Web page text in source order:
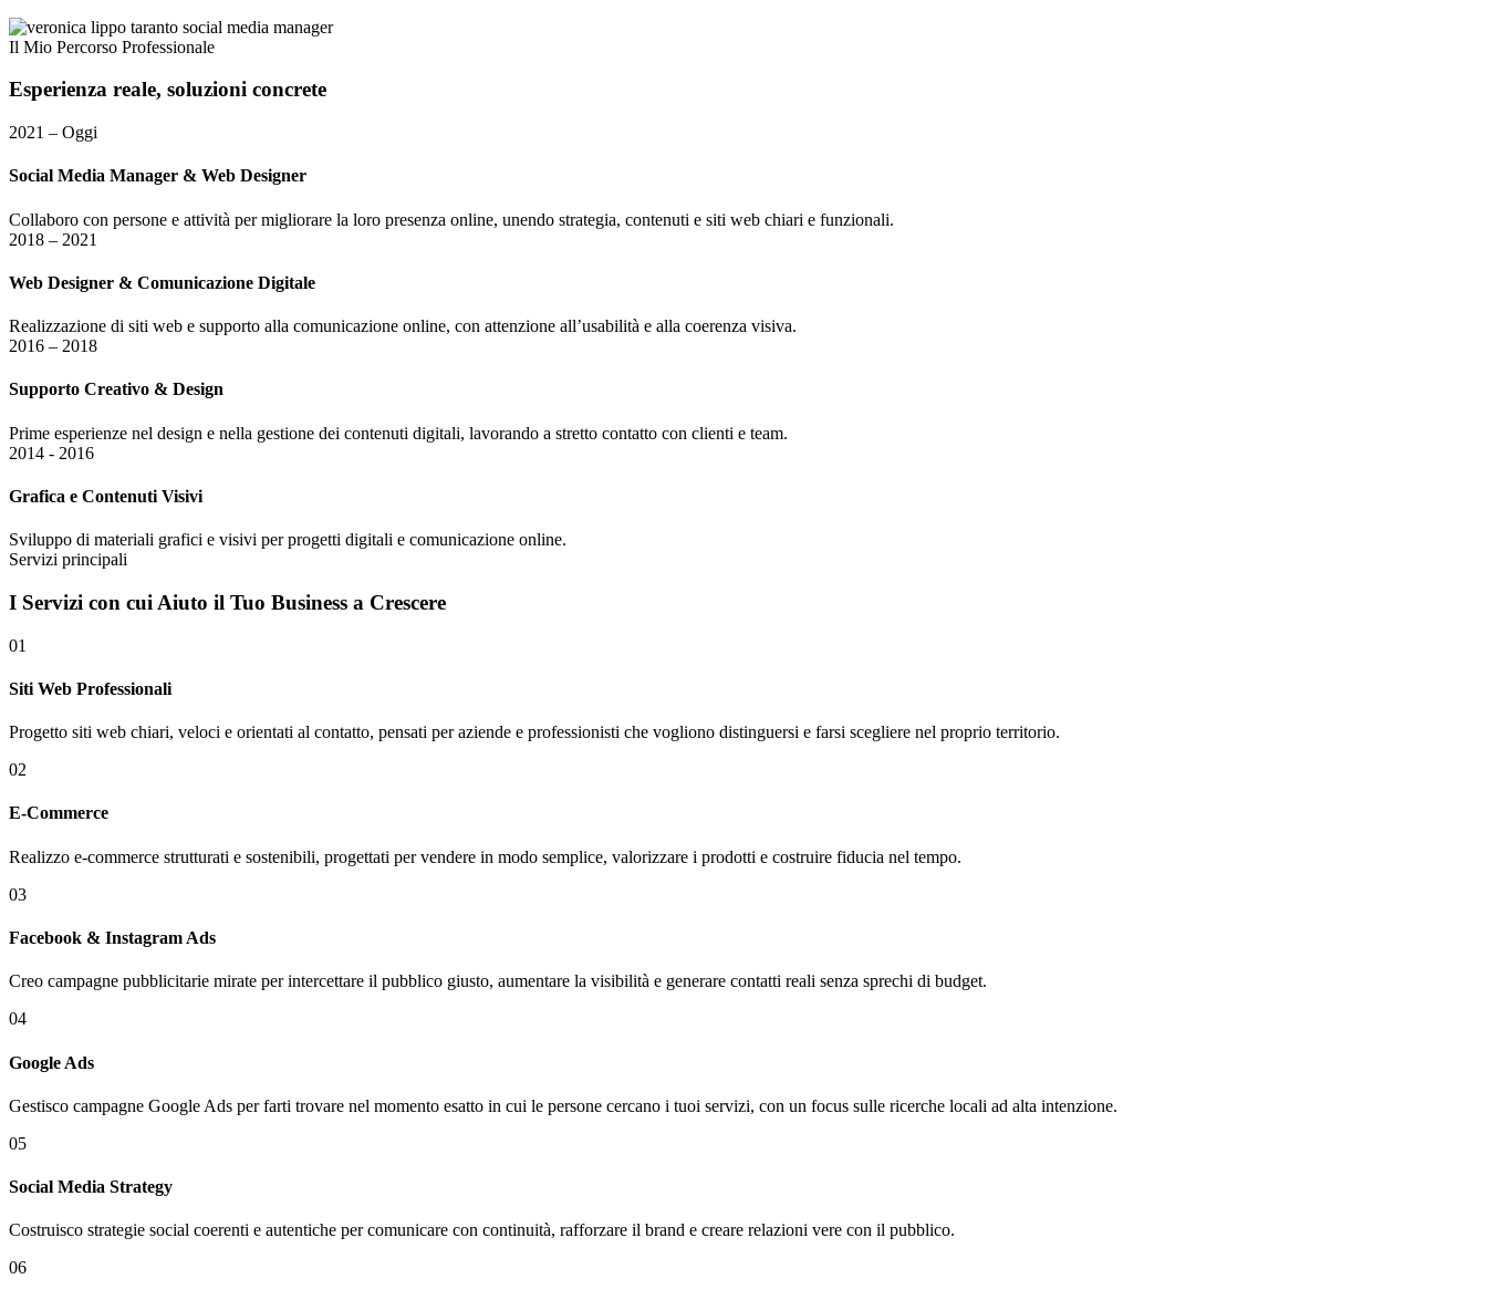
Il Mio Percorso Professionale
Esperienza reale, soluzioni concrete
2021 – Oggi
Social Media Manager & Web Designer
Collaboro con persone e attività per migliorare la loro presenza online, unendo strategia, contenuti e siti web chiari e funzionali.
2018 – 2021
Web Designer & Comunicazione Digitale
Realizzazione di siti web e supporto alla comunicazione online, con attenzione all’usabilità e alla coerenza visiva.
2016 – 2018
Supporto Creativo & Design
Prime esperienze nel design e nella gestione dei contenuti digitali, lavorando a stretto contatto con clienti e team.
2014 - 2016
Grafica e Contenuti Visivi
Sviluppo di materiali grafici e visivi per progetti digitali e comunicazione online.
Servizi principali
I Servizi con cui Aiuto il Tuo Business a Crescere
01
Siti Web Professionali
Progetto siti web chiari, veloci e orientati al contatto, pensati per aziende e professionisti che vogliono distinguersi e farsi scegliere nel proprio territorio.
02
E-Commerce
Realizzo e-commerce strutturati e sostenibili, progettati per vendere in modo semplice, valorizzare i prodotti e costruire fiducia nel tempo.
03
Facebook & Instagram Ads
Creo campagne pubblicitarie mirate per intercettare il pubblico giusto, aumentare la visibilità e generare contatti reali senza sprechi di budget.
04
Google Ads
Gestisco campagne Google Ads per farti trovare nel momento esatto in cui le persone cercano i tuoi servizi, con un focus sulle ricerche locali ad alta intenzione.
05
Social Media Strategy
Costruisco strategie social coerenti e autentiche per comunicare con continuità, rafforzare il brand e creare relazioni vere con il pubblico.
06